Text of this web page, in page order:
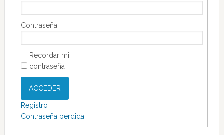
Contraseña:
Recordar mi
contraseña
ACCEDER
Registro
Contraseña perdida